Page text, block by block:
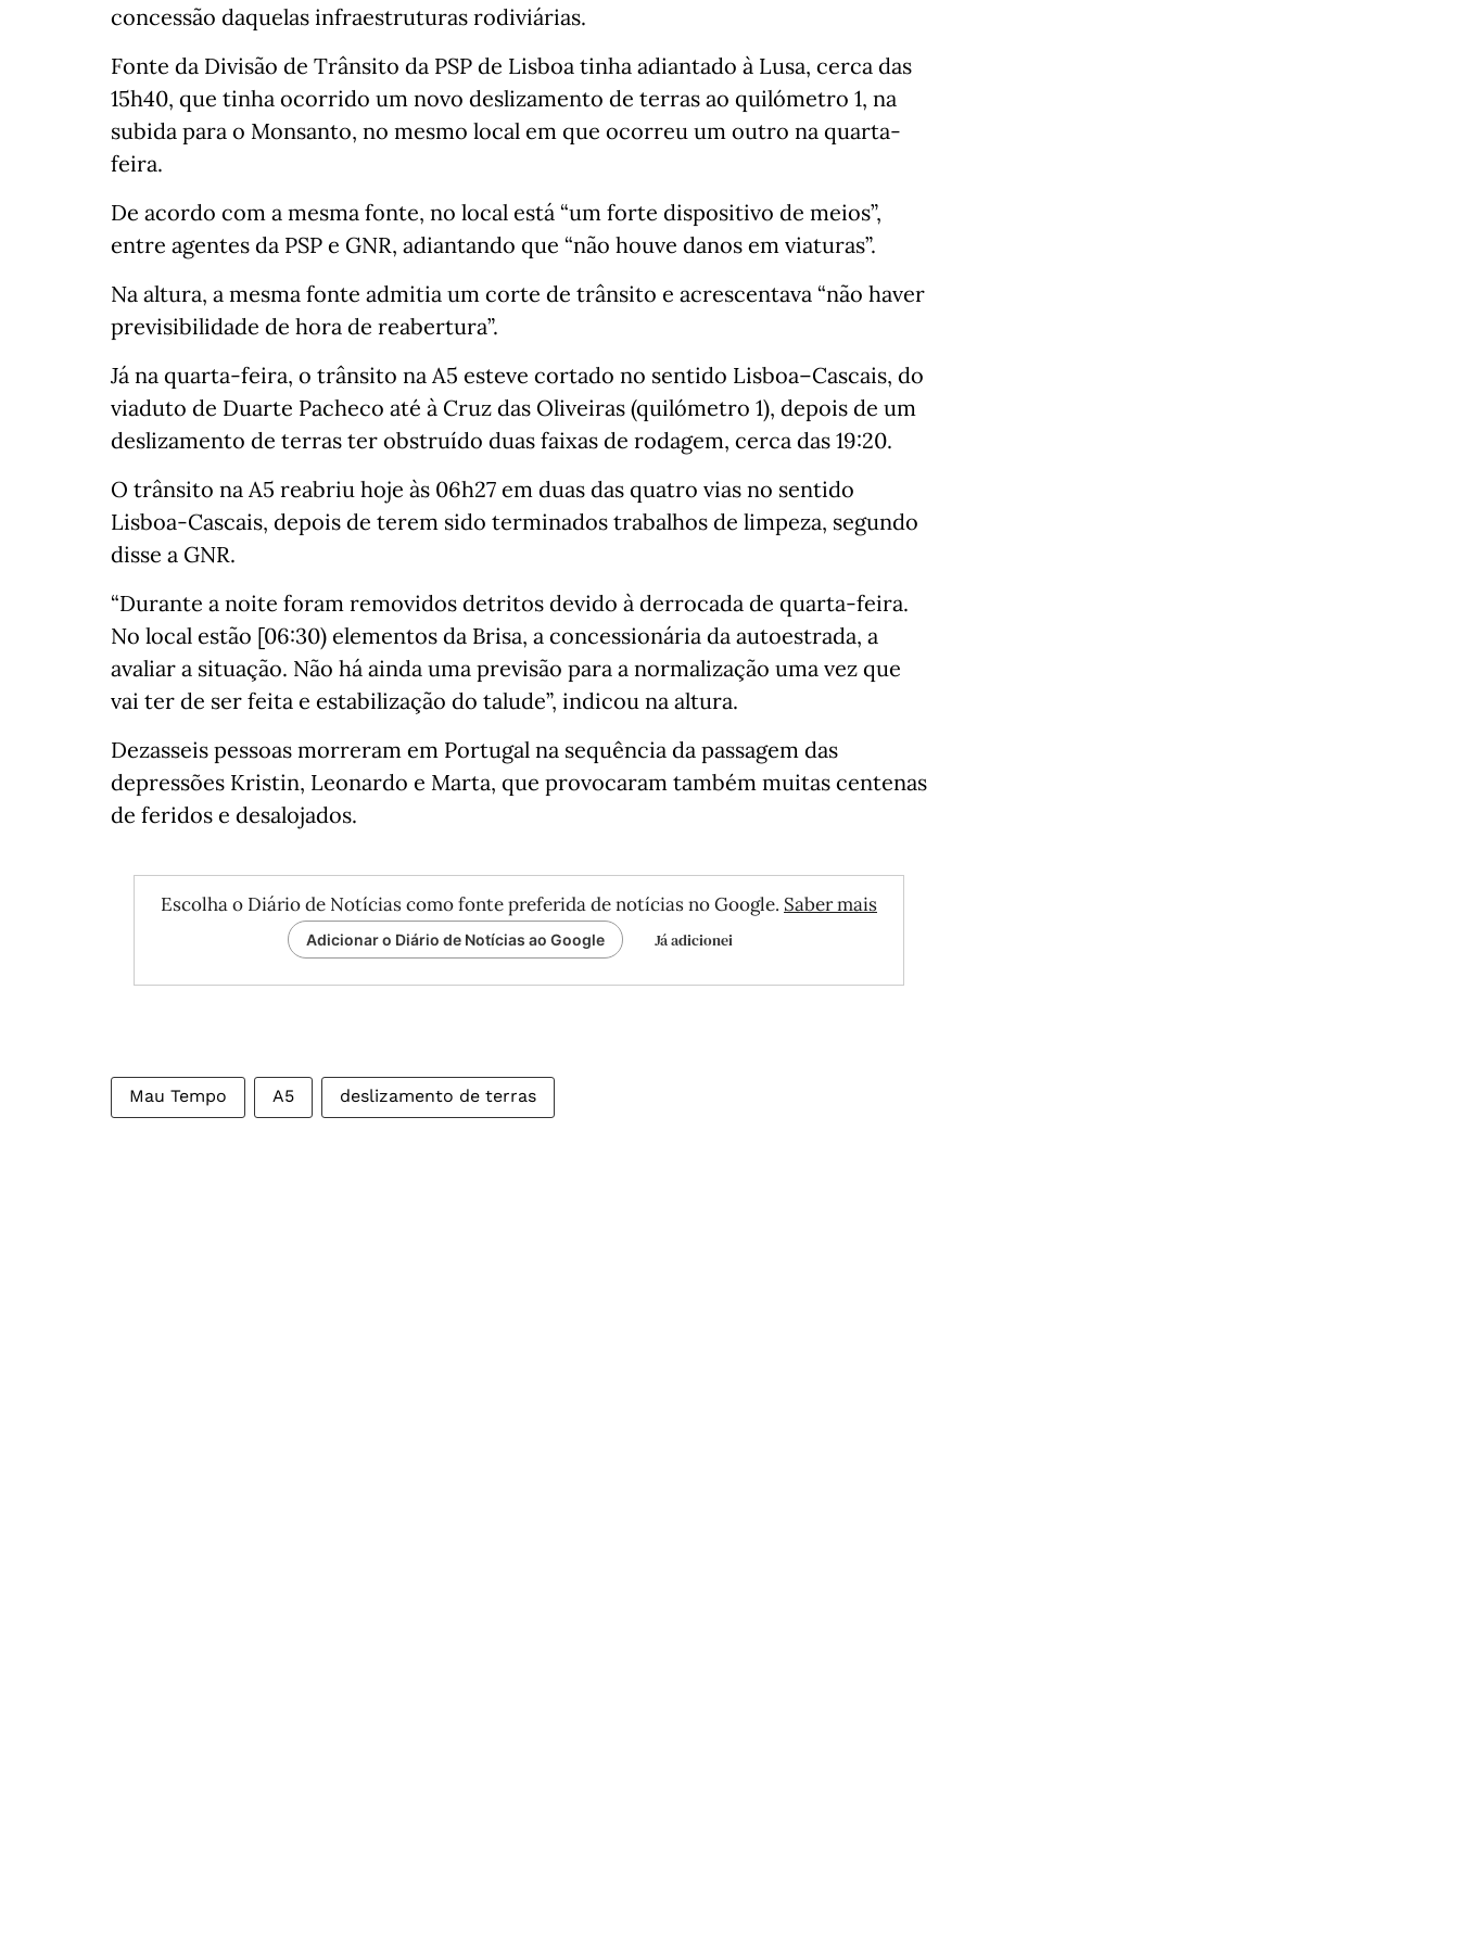
concessão daquelas infraestruturas rodiviárias.
Fonte da Divisão de Trânsito da PSP de Lisboa tinha adiantado à Lusa, cerca das
15h40, que tinha ocorrido um novo deslizamento de terras ao quilómetro 1, na
subida para o Monsanto, no mesmo local em que ocorreu um outro na quarta-
feira.
De acordo com a mesma fonte, no local está “um forte dispositivo de meios”,
entre agentes da PSP e GNR, adiantando que “não houve danos em viaturas”.
Na altura, a mesma fonte admitia um corte de trânsito e acrescentava “não haver
previsibilidade de hora de reabertura”.
Já na quarta-feira, o trânsito na A5 esteve cortado no sentido Lisboa–Cascais, do
viaduto de Duarte Pacheco até à Cruz das Oliveiras (quilómetro 1), depois de um
deslizamento de terras ter obstruído duas faixas de rodagem, cerca das 19:20.
O trânsito na A5 reabriu hoje às 06h27 em duas das quatro vias no sentido
Lisboa-Cascais, depois de terem sido terminados trabalhos de limpeza, segundo
disse a GNR.
“Durante a noite foram removidos detritos devido à derrocada de quarta-feira.
No local estão [06:30) elementos da Brisa, a concessionária da autoestrada, a
avaliar a situação. Não há ainda uma previsão para a normalização uma vez que
vai ter de ser feita e estabilização do talude”, indicou na altura.
Dezasseis pessoas morreram em Portugal na sequência da passagem das
depressões Kristin, Leonardo e Marta, que provocaram também muitas centenas
de feridos e desalojados.
Escolha o Diário de Notícias como fonte preferida de notícias no Google. Saber mais
Adicionar o Diário de Notícias ao Google Já adicionei
Mau Tempo A5 deslizamento de terras